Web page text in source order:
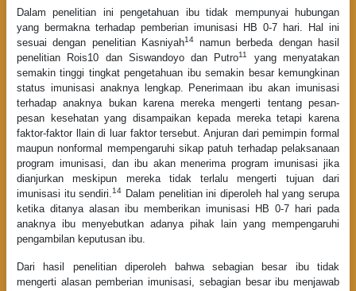
Dalam penelitian ini pengetahuan ibu tidak mempunyai hubungan
yang bermakna terhadap pemberian imunisasi HB 0-7 hari. Hal ini
sesuai dengan penelitian Kasniyah14namun berbeda dengan hasil
penelitian Rois10 dan Siswandoyo dan Putro11
yang menyatakan
semakin tinggi tingkat pengetahuan ibu semakin besar kemungkinan
status imunisasi anaknya lengkap. Penerimaan ibu akan imunisasi
terhadap anaknya bukan karena mereka mengerti tentang pesan-
pesan kesehatan yang disampaikan kepada mereka tetapi karena
faktor-faktor llain di luar faktor tersebut. Anjuran dari pemimpin formal
maupun nonformal mempengaruhi sikap patuh terhadap pelaksanaan
program imunisasi, dan ibu akan menerima program imunisasi jika
dianjurkan meskipun mereka tidak terlalu mengerti tujuan dari
imunisasi itu sendiri.14
Dalam penelitian ini diperoleh hal yang serupa
ketika ditanya alasan ibu memberikan imunisasi HB 0-7 hari pada
anaknya ibu menyebutkan adanya pihak lain yang mempengaruhi
pengambilan keputusan ibu.
Dari hasil penelitian diperoleh bahwa sebagian besar ibu tidak
mengerti alasan pemberian imunisasi, sebagian besar ibu menjawab